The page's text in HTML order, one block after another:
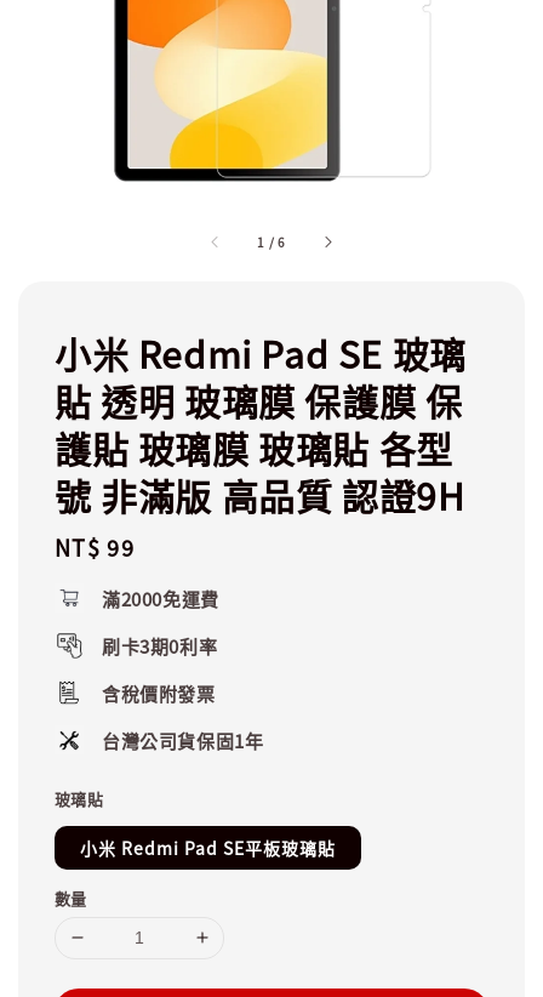
1 /6
小米 Redmi Pad SE 玻璃
貼 透明 玻璃膜 保護膜 保
護貼 玻璃膜 玻璃貼 各型
號 非滿版 高品質 認證9H
Regular
NT$ 99
滿2000免運費
刷卡3期0利率
含稅價附發票
台灣公司貨保固1年
玻璃貼
小米 Redmi Pad SE平板玻璃貼
數量